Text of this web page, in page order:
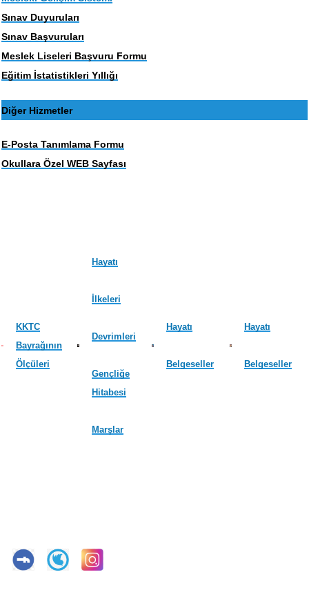
Sınav Duyuruları
Sınav Başvuruları
Meslek Liseleri Başvuru Formu
Eğitim İstatistikleri Yıllığı
Diğer Hizmetler
E-Posta Tanımlama Formu
Okullara Özel WEB Sayfası
KKTC
Bayrağının
Ölçüleri
Hayatı
İlkeleri
Devrimleri
Gençliğe
Hitabesi
Marşlar
Hayatı
Belgeseller
Hayatı
Belgeseller